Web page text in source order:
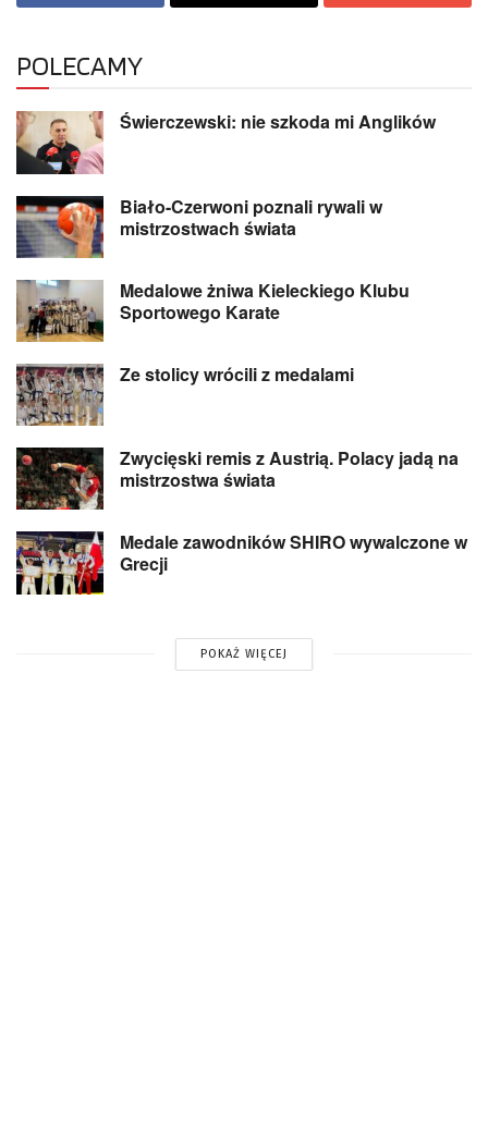
POLECAMY
Świerczewski: nie szkoda mi Anglików
Biało-Czerwoni poznali rywali w
mistrzostwach świata
Medalowe żniwa Kieleckiego Klubu
Sportowego Karate
Ze stolicy wrócili z medalami
Zwycięski remis z Austrią. Polacy jadą na
mistrzostwa świata
Medale zawodników SHIRO wywalczone w
Grecji
POKAŻ WIĘCEJ